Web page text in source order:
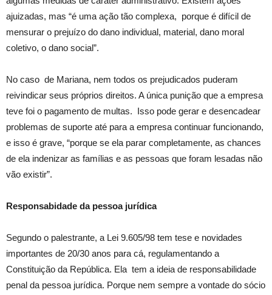
ajuizadas, mas “é uma ação tão complexa, porque é difícil de
mensurar o prejuízo do dano individual, material, dano moral
coletivo, o dano social”.
No caso de Mariana, nem todos os prejudicados puderam
reivindicar seus próprios direitos. A única punição que a empresa
teve foi o pagamento de multas. Isso pode gerar e desencadear
problemas de suporte até para a empresa continuar funcionando,
e isso é grave, “porque se ela parar completamente, as chances
de ela indenizar as famílias e as pessoas que foram lesadas não
vão existir”.
Responsabidade da pessoa jurídica
Segundo o palestrante, a Lei 9.605/98 tem tese e novidades
importantes de 20/30 anos para cá, regulamentando a
Constituição da República. Ela tem a ideia de responsabilidade
penal da pessoa jurídica. Porque nem sempre a vontade do sócio